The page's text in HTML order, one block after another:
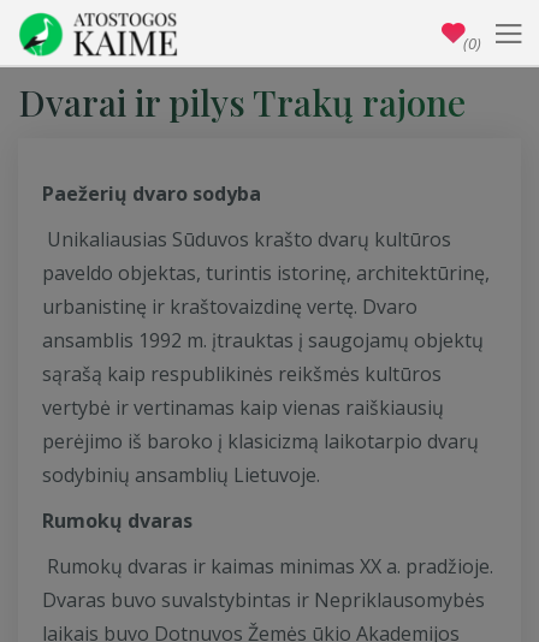
Dvarai ir pilys Trakų rajone
Paežerių dvaro sodyba
Unikaliausias Sūduvos krašto dvarų kultūros
paveldo objektas, turintis istorinę, architektūrinę,
urbanistinę ir kraštovaizdinę vertę. Dvaro
ansamblis 1992 m. įtrauktas į saugojamų objektų
sąrašą kaip respublikinės reikšmės kultūros
vertybė ir vertinamas kaip vienas raiškiausių
perėjimo iš baroko į klasicizmą laikotarpio dvarų
sodybinių ansamblių Lietuvoje.
Rumokų dvaras
Rumokų dvaras ir kaimas minimas XX a. pradžioje.
Dvaras buvo suvalstybintas ir Nepriklausomybės
laikais buvo Dotnuvos Žemės ūkio Akademijos
(0)